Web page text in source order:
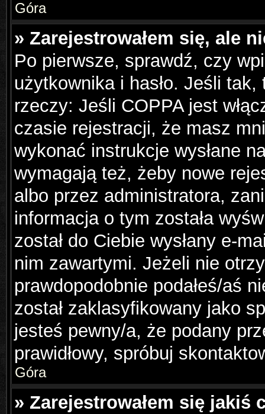
Góra
» Zarejestrowałem się, ale
Po pierwsze, sprawdź, czy
użytkownika i hasło. Jeśli
rzeczy: Jeśli COPPA jest
czasie rejestracji, że masz
wykonać instrukcje wysłane
wymagają też, żeby nowe
albo przez administratora,
informacja o tym została
został do Ciebie wysłany e-
nim zawartymi. Jeżeli nie
prawdopodobnie podałeś/aś
został zaklasyfikowany jako
jesteś pewny/a, że podany
prawidłowy, spróbuj
Góra
» Zarejestrowałem się jakiś